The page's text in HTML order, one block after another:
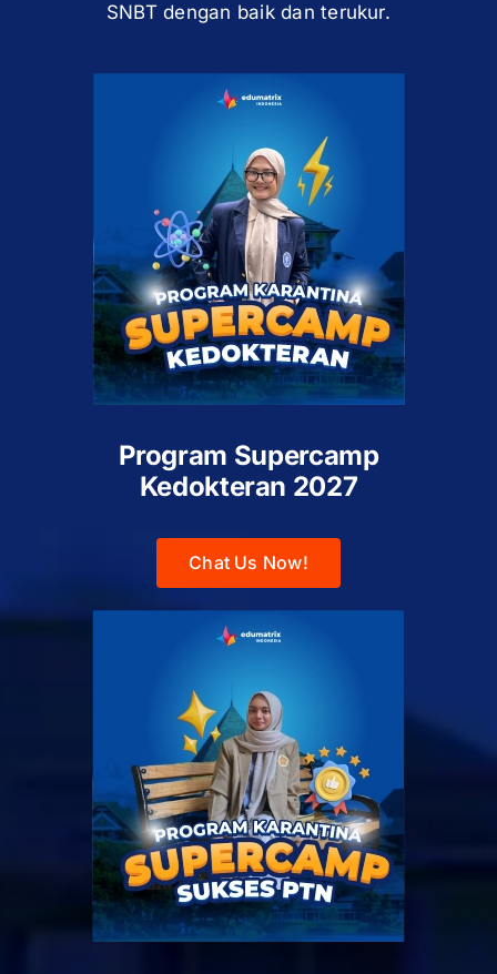
SNBT dengan baik dan terukur.
Program Supercamp
Kedokteran 2027
Chat Us Now!